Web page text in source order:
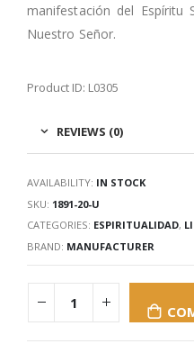
manifestación del Espíritu
Nuestro Señor.
Product ID: L0305
REVIEWS (0)
AVAILABILITY: IN STOCK
SKU: 1891-20-U
CATEGORIES: ESPIRITUALIDAD,
BRAND: MANUFACTURER